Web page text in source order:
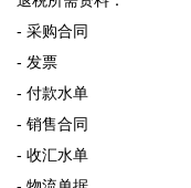
- 采购合同
- 发票
- 付款水单
- 销售合同
- 收汇水单